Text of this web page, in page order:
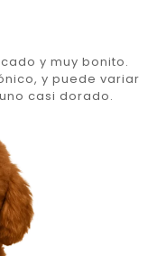
y muy bonito.
y puede variar
casi dorado.